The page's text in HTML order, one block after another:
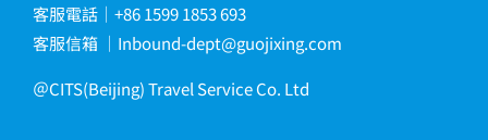
客服電話｜+86 1599 1853 693
客服信箱 ｜ Inbound-dept@guojixing.com
＠CITS(Beijing) Travel Service Co. Ltd